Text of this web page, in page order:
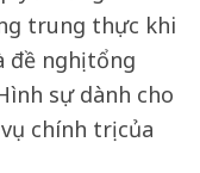
trung thực khi
đề nghị tổng
sự dành cho
chính trị của